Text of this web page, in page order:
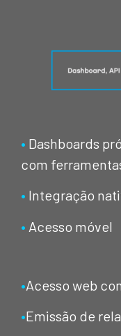
• Dashboards
com
• Integração
• Acesso móvel
•Acesso web
•Emissão de